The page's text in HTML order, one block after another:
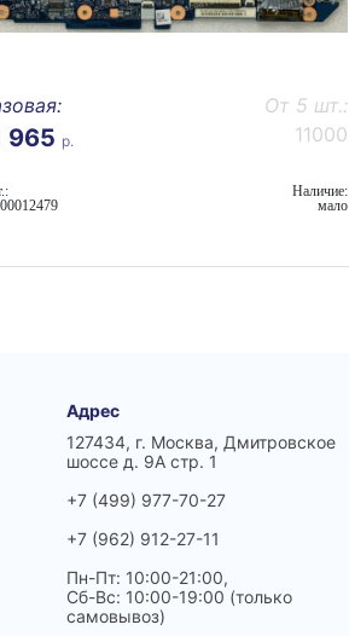
965 р.
От 5 шт.:
11000
Наличие:
мало
Адрес
127434, г. Москва, Дмитровское
шоссе д. 9А стр. 1
+7 (499) 977-70-27
+7 (962) 912-27-11
Пн-Пт: 10:00-21:00,
Сб-Вс: 10:00-19:00 (только
самовывоз)